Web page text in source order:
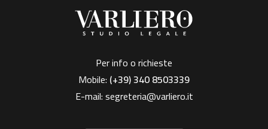
Per info o richieste
Mobile: (+39)340 8503339
E-mail:segreteria@varliero.it